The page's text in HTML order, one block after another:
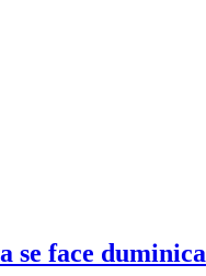
se face duminica